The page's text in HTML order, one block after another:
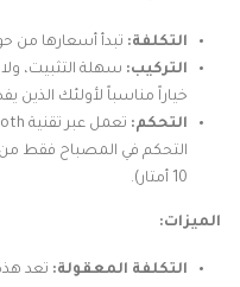
التكلفة: تبدأ أسعارها من حوالي 15 إلى 20 دولارًا
التركيب: سهلة التثبيت،
خياراً مناسباً لأولئك الذين
التحكم:
التحكم في المصباح فقط من
10 أمتار).
الميزات:
التكلفة المعقولة: تعد